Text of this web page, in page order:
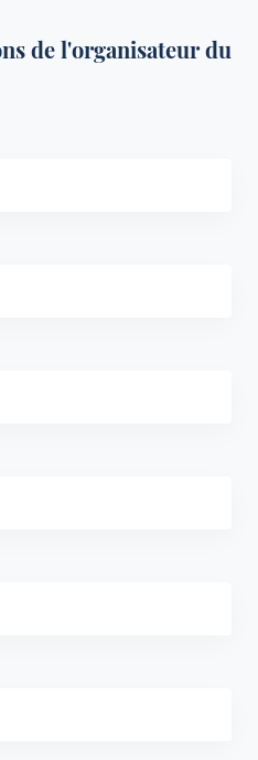
de l'organisateur du